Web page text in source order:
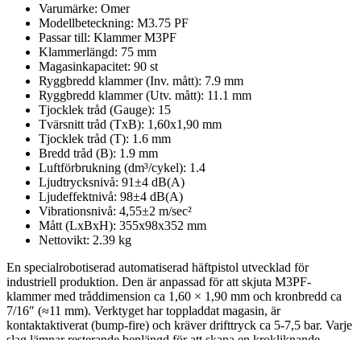
Varumärke: Omer
Modellbeteckning: M3.75 PF
Passar till: Klammer M3PF
Klammerlängd: 75 mm
Magasinkapacitet: 90 st
Ryggbredd klammer (Inv. mått): 7.9 mm
Ryggbredd klammer (Utv. mått): 11.1 mm
Tjocklek tråd (Gauge): 15
Tvärsnitt tråd (TxB): 1,60x1,90 mm
Tjocklek tråd (T): 1.6 mm
Bredd tråd (B): 1.9 mm
Luftförbrukning (dm³/cykel): 1.4
Ljudtrycksnivå: 91±4 dB(A)
Ljudeffektnivå: 98±4 dB(A)
Vibrationsnivå: 4,55±2 m/sec²
Mått (LxBxH): 355x98x352 mm
Nettovikt: 2.39 kg
En specialrobotiserad automatiserad häftpistol utvecklad för
industriell produktion. Den är anpassad för att skjuta M3PF-
klammer med tråddimension ca 1,60 × 1,90 mm och kronbredd ca
7/16″ (≈11 mm). Verktyget har topp­laddat magasin, är
kontaktaktiverat (bump-fire) och kräver drifttryck ca 5-7,5 bar. Varje